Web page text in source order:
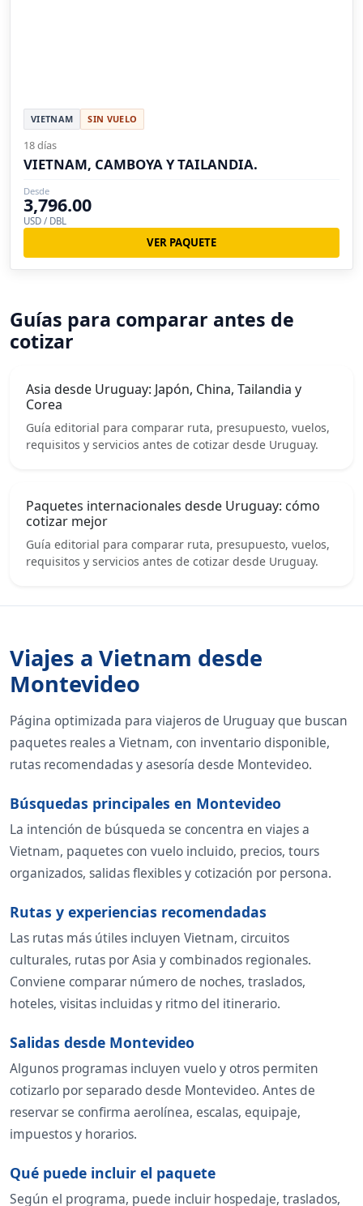
VIETNAM SIN VUELO
18 días
VIETNAM, CAMBOYA Y TAILANDIA.
Desde
3,796.00
USD / DBL
VER PAQUETE
Guías para comparar antes de
cotizar
Asia desde Uruguay: Japón, China, Tailandia y
Corea
Guía editorial para comparar ruta, presupuesto, vuelos,
requisitos y servicios antes de cotizar desde Uruguay.
Paquetes internacionales desde Uruguay: cómo
cotizar mejor
Guía editorial para comparar ruta, presupuesto, vuelos,
requisitos y servicios antes de cotizar desde Uruguay.
Viajes a Vietnam desde
Montevideo
Página optimizada para viajeros de Uruguay que buscan
paquetes reales a Vietnam, con inventario disponible,
rutas recomendadas y asesoría desde Montevideo.
Búsquedas principales en Montevideo
La intención de búsqueda se concentra en viajes a
Vietnam, paquetes con vuelo incluido, precios, tours
organizados, salidas flexibles y cotización por persona.
Rutas y experiencias recomendadas
Las rutas más útiles incluyen Vietnam, circuitos
culturales, rutas por Asia y combinados regionales.
Conviene comparar número de noches, traslados,
hoteles, visitas incluidas y ritmo del itinerario.
Salidas desde Montevideo
Algunos programas incluyen vuelo y otros permiten
cotizarlo por separado desde Montevideo. Antes de
reservar se confirma aerolínea, escalas, equipaje,
impuestos y horarios.
Qué puede incluir el paquete
Según el programa, puede incluir hospedaje, traslados,